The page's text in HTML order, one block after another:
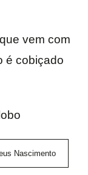
vem com
é cobiçado
Nascimento